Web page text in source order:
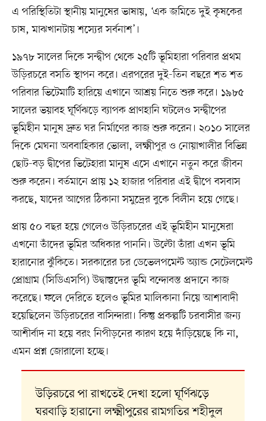
এ পরিস্থিতিটা স্থানীয় মানুষের ভাষায়, ‘এক জমিতে দুই কৃষকের
চাষ, মাঝখানটায় শস্যের সর্বনাশ’।
১৯৭৮ সালের দিকে সন্দ্বীপ থেকে ২৫টি ভূমিহারা পরিবার প্রথম
উড়িরচরে বসতি স্থাপন করে। এরপরের দুই-তিন বছরে শত শত
পরিবার ভিটেমাটি হারিয়ে এখানে আশ্রয় নিতে শুরু করে। ১৯৮৫
সালের ভয়াবহ ঘূর্ণিঝড়ে ব্যাপক প্রাণহানি ঘটলেও সন্দ্বীপের
ভূমিহীন মানুষ দ্রুত ঘর নির্মাণের কাজ শুরু করেন। ২০১০ সালের
দিকে মেঘনা অববাহিকার ভোলা, লক্ষ্মীপুর ও নোয়াখালীর বিভিন্ন
ছোট-বড় দ্বীপের ভিটেহারা মানুষ এসে এখানে নতুন করে জীবন
শুরু করেন। বর্তমানে প্রায় ১২ হাজার পরিবার এই দ্বীপে বসবাস
করছে, যাদের আগের ঠিকানা সমুদ্রের বুকে বিলীন হয়ে গেছে।
প্রায় ৫০ বছর হয়ে গেলেও উড়িরচরের এই ভূমিহীন মানুষেরা
এখনো তাঁদের ভূমির অধিকার পাননি। উল্টো তাঁরা এখন ভূমি
হারানোর ঝুঁকিতে। সরকারের চর ডেভেলপমেন্ট অ্যান্ড সেটেলমেন্ট
প্রোগ্রাম (সিডিএসপি) উদ্বাস্তুদের ভূমি বন্দোবস্ত প্রদানে কাজ
করেছে। ফলে দেরিতে হলেও ভূমির মালিকানা নিয়ে আশাবাদী
হয়েছিলেন উড়িরচরের বাসিন্দারা। কিন্তু প্রকল্পটি চরবাসীর জন্য
আশীর্বাদ না হয়ে বরং নিপীড়নের কারণ হয়ে দাঁড়িয়েছে কি না,
এমন প্রশ্ন জোরালো হচ্ছে।
উড়িরচরে পা রাখতেই দেখা হলো ঘূর্ণিঝড়ে
ঘরবাড়ি হারানো লক্ষ্মীপুরের রামগতির শহীদুল